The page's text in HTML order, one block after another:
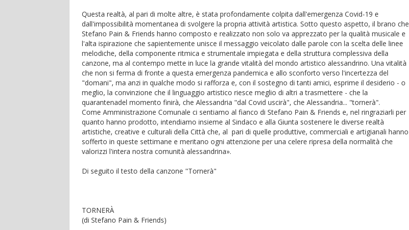
Questa realtà, al pari di molte altre, è stata profondamente colpita dall'emergenza Covid-19 e
dall'impossibilità momentanea di svolgere la propria attività artistica. Sotto questo aspetto, il brano che
Stefano Pain & Friends hanno composto e realizzato non solo va apprezzato per la qualità musicale e
l'alta ispirazione che sapientemente unisce il messaggio veicolato dalle parole con la scelta delle linee
melodiche, della componente ritmica e strumentale impiegata e della struttura complessiva della
canzone, ma al contempo mette in luce la grande vitalità del mondo artistico alessandrino. Una vitalità
che non si ferma di fronte a questa emergenza pandemica e allo sconforto verso l'incertezza del
"domani", ma anzi in qualche modo si rafforza e, con il sostegno di tanti amici, esprime il desiderio - o
meglio, la convinzione che il linguaggio artistico riesce meglio di altri a trasmettere - che la
quarantenadel momento finirà, che Alessandria "dal Covid uscirà", che Alessandria... "tornerà".
Come Amministrazione Comunale ci sentiamo al fianco di Stefano Pain & Friends e, nel ringraziarli per
quanto hanno prodotto, intendiamo insieme al Sindaco e alla Giunta sostenere le diverse realtà
artistiche, creative e culturali della Città che, al pari di quelle produttive, commerciali e artigianali hanno
sofferto in queste settimane e meritano ogni attenzione per una celere ripresa della normalità che
valorizzi l'intera nostra comunità alessandrina».
Di seguito il testo della canzone "Tornerà"
TORNERÀ
(di Stefano Pain & Friends)